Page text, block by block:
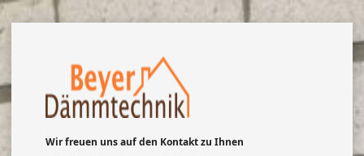
Wir freuen uns auf den Kontakt zu Ihnen